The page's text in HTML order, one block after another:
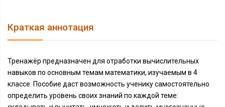
Краткая аннотация
Тренажёр предназначен для отработки вычислительных
навыков по основным темам математики, изучаемым в 4
классе. Пособие даст возможность ученику самостоятельно
определить уровень своих знаний по каждой теме: